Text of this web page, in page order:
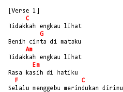
[Verse 1]
C
Tidakkah engkau lihat
G
Benih cinta di mataku
Am
Tidakkah engkau lihat
Em
Rasa kasih di hatiku
F
C
Selalu menggebu merindukan dirimu